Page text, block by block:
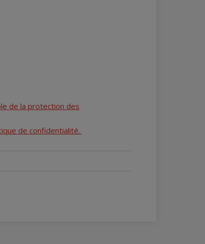
de la protection des
de confidentialité.